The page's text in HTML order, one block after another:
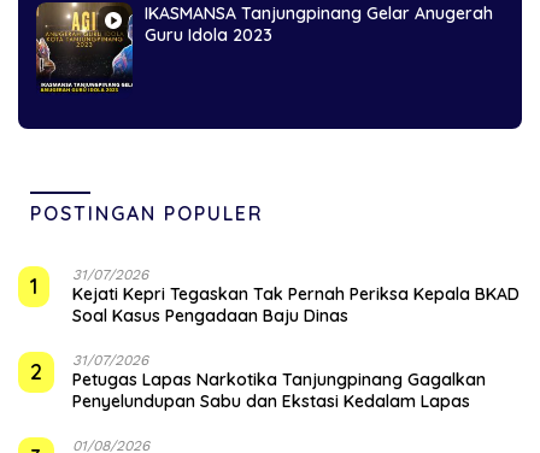
IKASMANSA Tanjungpinang Gelar Anugerah
Guru Idola 2023
POSTINGAN POPULER
1 31/07/2026
Kejati Kepri Tegaskan Tak Pernah Periksa Kepala BKAD
Soal Kasus Pengadaan Baju Dinas
2 31/07/2026
Petugas Lapas Narkotika Tanjungpinang Gagalkan
Penyelundupan Sabu dan Ekstasi Kedalam Lapas
01/08/2026